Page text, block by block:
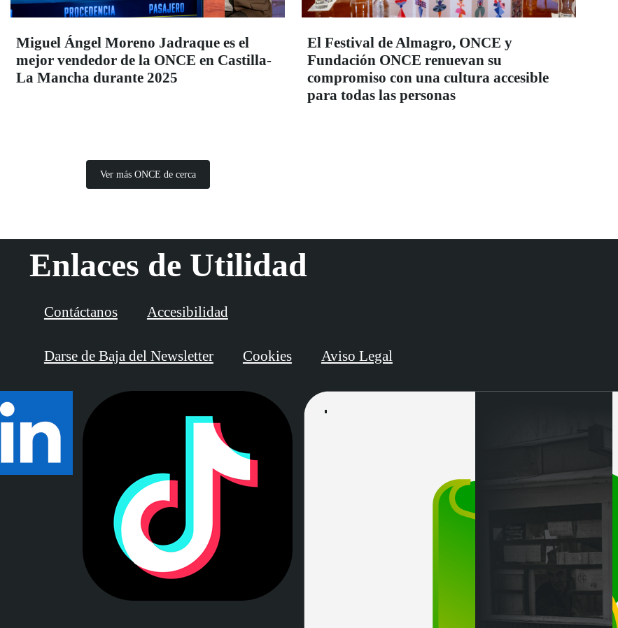
Miguel Ángel Moreno Jadraque es el
mejor vendedor de la ONCE en Castilla-
La Mancha durante 2025
El Festival de Almagro, ONCE y
Fundación ONCE renuevan su
compromiso con una cultura accesible
para todas las personas
Ver más ONCE de cerca
Enlaces de Utilidad
Contáctanos Accesibilidad
Darse de Baja del Newsletter Cookies Aviso Legal